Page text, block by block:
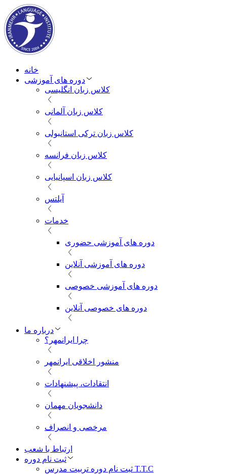
خانه
دوره های آموزشی
کلاس زبان انگلیسی
کلاس زبان آلمانی
کلاس زبان ترکی استانبولی
کلاس زبان فرانسه
کلاس زبان اسپانیایی
آیلتس
خدمات
دوره های آموزشی حضوری
دوره های آموزشی آنلاین
دوره های آموزشی خصوصی
دوره های خصوصی آنلاین
درباره ما
چرا ایرانمهر؟
منشور اخلاقی ایرانمهر
انتقادات، پیشنهادات
دانشجویان مهمان
مرخصی و انصراف
ارتباط با شعب
ثبت نام دوره
ثبت نام دوره تربیت مدرس T.T.C